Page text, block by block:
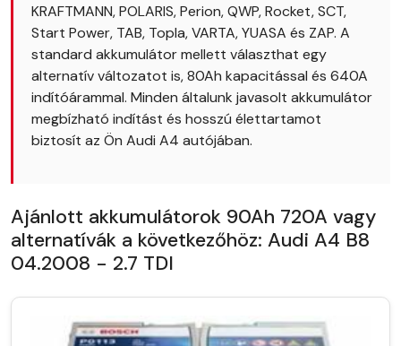
KRAFTMANN, POLARIS, Perion, QWP, Rocket, SCT,
Start Power, TAB, Topla, VARTA, YUASA és ZAP. A
standard akkumulátor mellett választhat egy
alternatív változatot is, 80Ah kapacitással és 640A
indítóárammal. Minden általunk javasolt akkumulátor
megbízható indítást és hosszú élettartamot
biztosít az Ön Audi A4 autójában.
Ajánlott akkumulátorok 90Ah 720A vagy
alternatívák a következőhöz: Audi A4 B8
04.2008 - 2.7 TDI